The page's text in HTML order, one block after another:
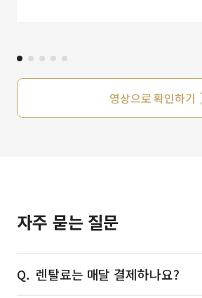
영상으로 확인하기
자주 묻는 질문
렌탈료는 매달 결제하나요?